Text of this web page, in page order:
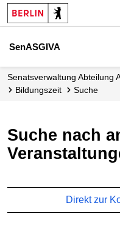
SenASGIVA
Senats­verwaltung Abteilung
Bildungszeit
Suche
Suche nach anerkannten
Direkt zur